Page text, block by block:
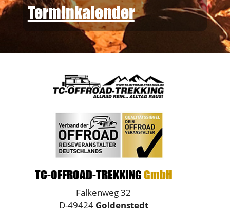
Terminkalender
TC-OFFROAD-TREKKINGGmbH
Falkenweg 32
D-49424Goldenstedt